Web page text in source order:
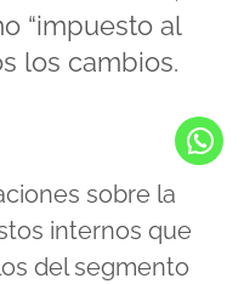
“impuesto al
los cambios.
sobre la
internos que
del segmento